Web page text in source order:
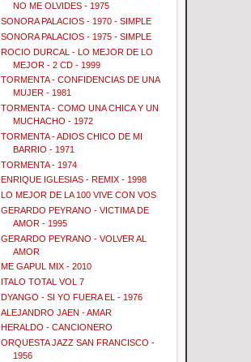
NO ME OLVIDES - 1975
SONORA PALACIOS - 1970 - SIMPLE
SONORA PALACIOS - 1975 - SIMPLE
ROCIO DURCAL - LO MEJOR DE LO
MEJOR - 2 CD - 1999
TORMENTA - CONFIDENCIAS DE UNA
MUJER - 1981
TORMENTA - COMO UNA CHICA Y UN
MUCHACHO - 1972
TORMENTA - ADIOS CHICO DE MI
BARRIO - 1971
TORMENTA - 1974
ENRIQUE IGLESIAS - REMIX - 1998
LO MEJOR DE LA 100 VIVE CON VOS
GERARDO PEYRANO - VICTIMA DE
AMOR - 1995
GERARDO PEYRANO - VOLVER AL
AMOR
ME GAPUL MIX - 2010
ITALO TOTAL VOL 7
DYANGO - SI YO FUERA EL - 1976
ALEJANDRO JAEN - AMAR
HERALDO - CANCIONERO
ORQUESTA JAZZ SAN FRANCISCO -
1956